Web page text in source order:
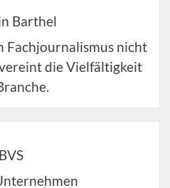
Barthel
Fachjournalismus nicht
die Vielfältigkeit
BVS